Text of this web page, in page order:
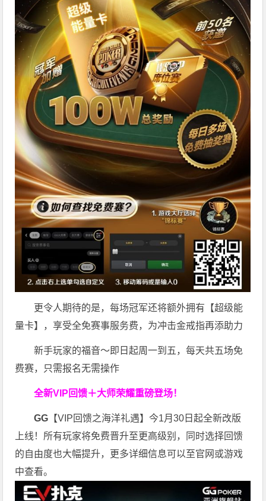
更令人期待的是，每场冠军还将额外拥有【超级能
量卡】，享受全免赛事服务费，为冲击金戒指再添助力
新手玩家的福音～即日起周一到五，每天共五场免
费赛，只需报名无需操作
全新VIP回馈＋大师荣耀重磅登场！
GG 【VIP回馈之海洋礼遇】今1月30日起全新改版
上线！所有玩家将免费晋升至更高级别，同时选择回馈
的自由度也大幅提升，更多详细信息可以至官网或游戏
中查看。